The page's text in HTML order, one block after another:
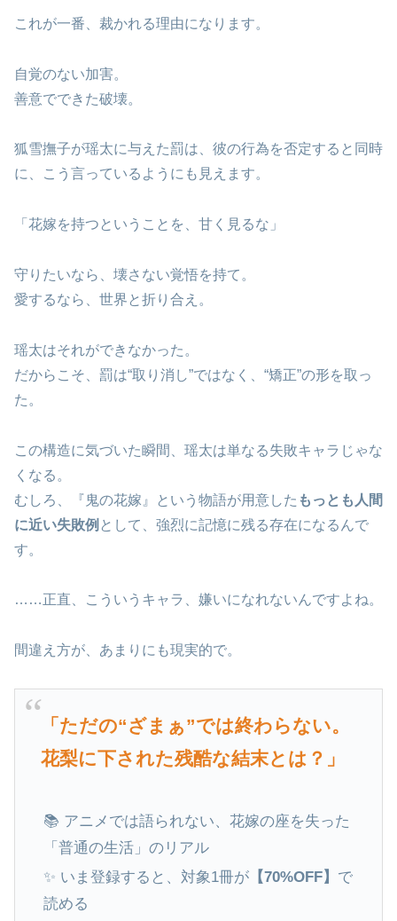
これが一番、裁かれる理由になります。
自覚のない加害。
善意でできた破壊。
狐雪撫子が瑶太に与えた罰は、彼の行為を否定すると同時
に、こう言っているようにも見えます。
「花嫁を持つということを、甘く見るな」
守りたいなら、壊さない覚悟を持て。
愛するなら、世界と折り合え。
瑶太はそれができなかった。
だからこそ、罰は“取り消し”ではなく、“矯正”の形を取っ
た。
この構造に気づいた瞬間、瑶太は単なる失敗キャラじゃな
くなる。
むしろ、『鬼の花嫁』という物語が用意した もっとも人間
に近い失敗例 として、強烈に記憶に残る存在になるんで
す。
……正直、こういうキャラ、嫌いになれないんですよね。
間違え方が、あまりにも現実的で。
「ただの“ざまぁ”では終わらない。
花梨に下された残酷な結末とは？」
📚 アニメでは語られない、花嫁の座を失った
「普通の生活」のリアル
✨ いま登録すると、対象1冊が 【70%OFF】 で
読める